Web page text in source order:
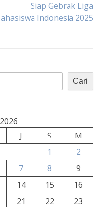
Siap Gebrak Liga
Indonesia 2025
Cari
J S
M
1
2
7 8
9
14 15
16
21 22
23